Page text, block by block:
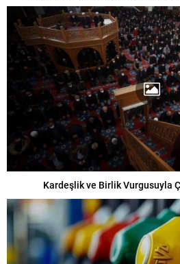
Kardeşlik ve Birlik Vurgusuyla